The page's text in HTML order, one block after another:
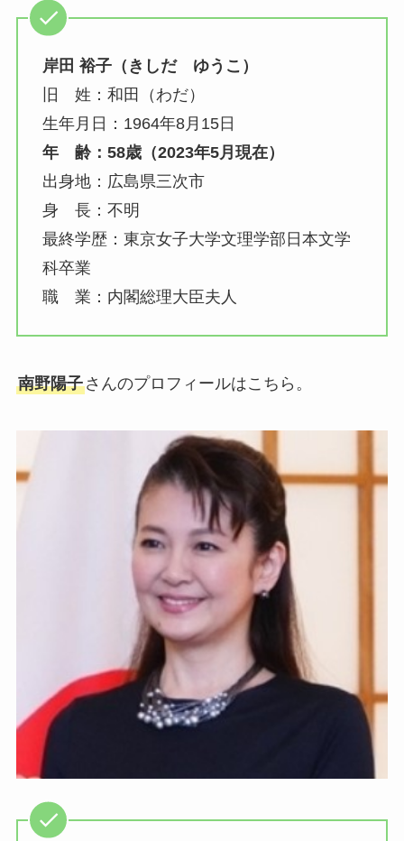
岸田 裕子（きしだ ゆうこ）
旧 姓：和田（わだ）
生年月日：1964年8月15日
年 齢：58歳（2023年5月現在）
出身地：広島県三次市
身 長：不明
最終学歴：東京女子大学文理学部日本文学
科卒業
職 業：内閣総理大臣夫人
南野陽子さんのプロフィールはこちら。